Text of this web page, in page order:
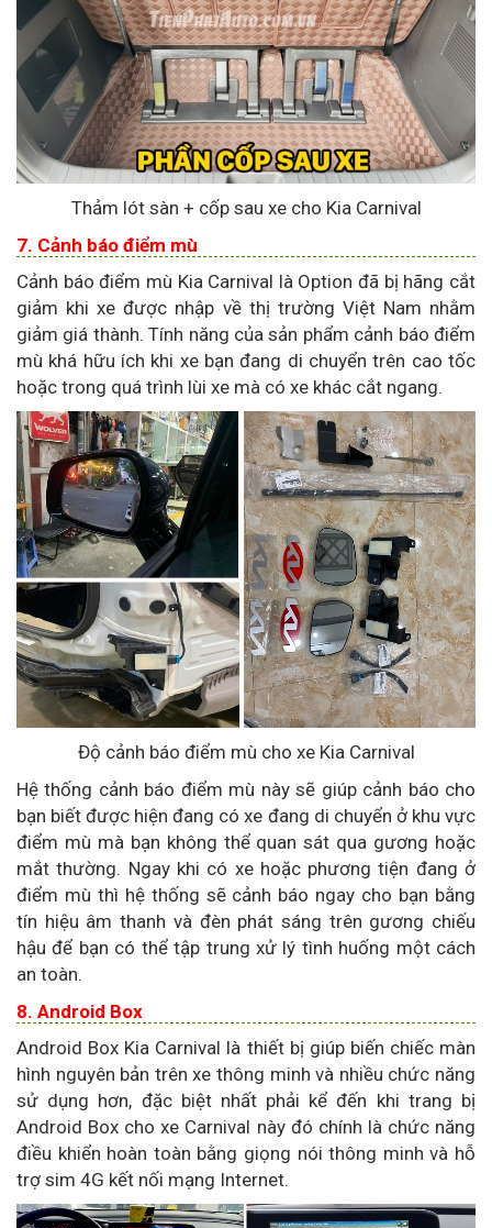
Thảm lót sàn + cốp sau xe cho Kia Carnival
7. Cảnh báo điểm mù
Cảnh báo điểm mù Kia Carnival là Option đã bị hãng cắt
giảm khi xe được nhập về thị trường Việt Nam nhằm
giảm giá thành. Tính năng của sản phẩm cảnh báo điểm
mù khá hữu ích khi xe bạn đang di chuyển trên cao tốc
hoặc trong quá trình lùi xe mà có xe khác cắt ngang.
Độ cảnh báo điểm mù cho xe Kia Carnival
Hệ thống cảnh báo điểm mù này sẽ giúp cảnh báo cho
bạn biết được hiện đang có xe đang di chuyển ở khu vực
điểm mù mà bạn không thể quan sát qua gương hoặc
mắt thường. Ngay khi có xe hoặc phương tiện đang ở
điểm mù thì hệ thống sẽ cảnh báo ngay cho bạn bằng
tín hiệu âm thanh và đèn phát sáng trên gương chiếu
hậu để bạn có thể tập trung xử lý tình huống một cách
an toàn.
8. Android Box
Android Box Kia Carnival là thiết bị giúp biến chiếc màn
hình nguyên bản trên xe thông minh và nhiều chức năng
sử dụng hơn, đặc biệt nhất phải kể đến khi trang bị
Android Box cho xe Carnival này đó chính là chức năng
điều khiển hoàn toàn bằng giọng nói thông minh và hỗ
trợ sim 4G kết nối mạng Internet.